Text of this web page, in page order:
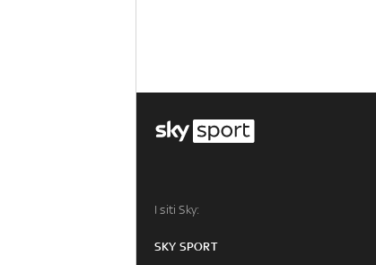
I siti Sky:
SKY SPORT